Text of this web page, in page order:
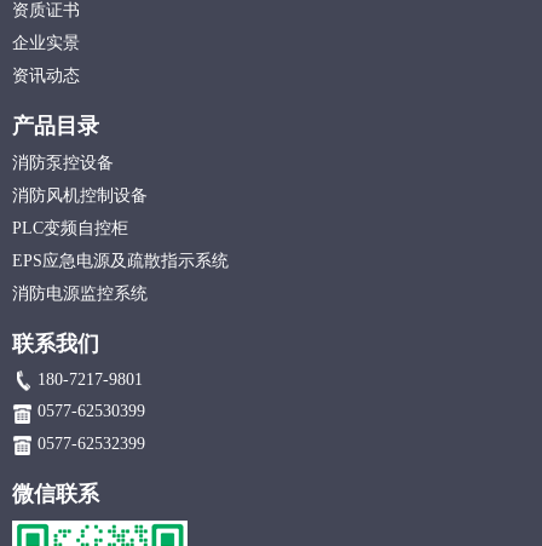
资质证书
企业实景
资讯动态
产品目录
消防泵控设备
消防风机控制设备
PLC变频自控柜
EPS应急电源及疏散指示系统
消防电源监控系统
联系我们
180-7217-9801
0577-62530399
0577-62532399
微信联系